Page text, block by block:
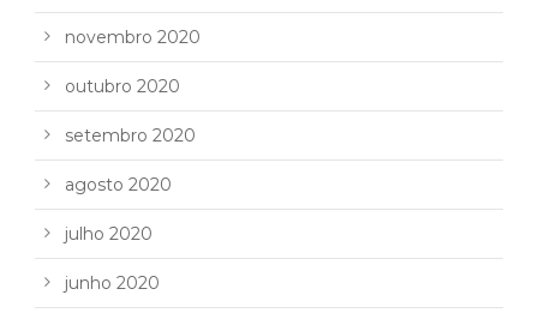
novembro 2020
outubro 2020
setembro 2020
agosto 2020
julho 2020
junho 2020